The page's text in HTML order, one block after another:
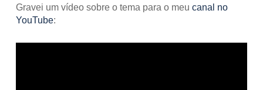
Gravei um vídeo sobre o tema para o meu canal no
YouTube: